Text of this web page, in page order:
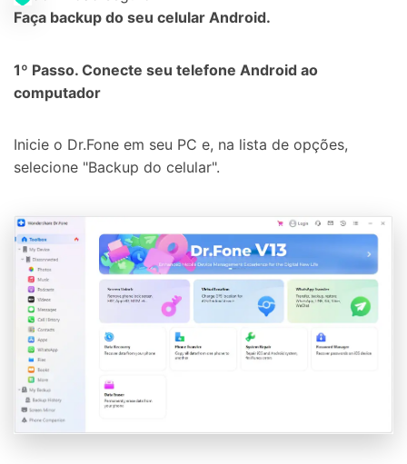
Faça backup do seu celular Android.
1º Passo. Conecte seu telefone Android ao
computador
Inicie o Dr.Fone em seu PC e, na lista de opções,
selecione "Backup do celular".